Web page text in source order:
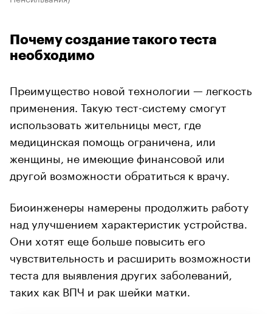
Почему создание такого теста
необходимо
Преимущество новой технологии — легкость
применения. Такую тест-систему смогут
использовать жительницы мест, где
медицинская помощь ограничена, или
женщины, не имеющие финансовой или
другой возможности обратиться к врачу.
Биоинженеры намерены продолжить работу
над улучшением характеристик устройства.
Они хотят еще больше повысить его
чувствительность и расширить возможности
теста для выявления других заболеваний,
таких как ВПЧ и рак шейки матки.